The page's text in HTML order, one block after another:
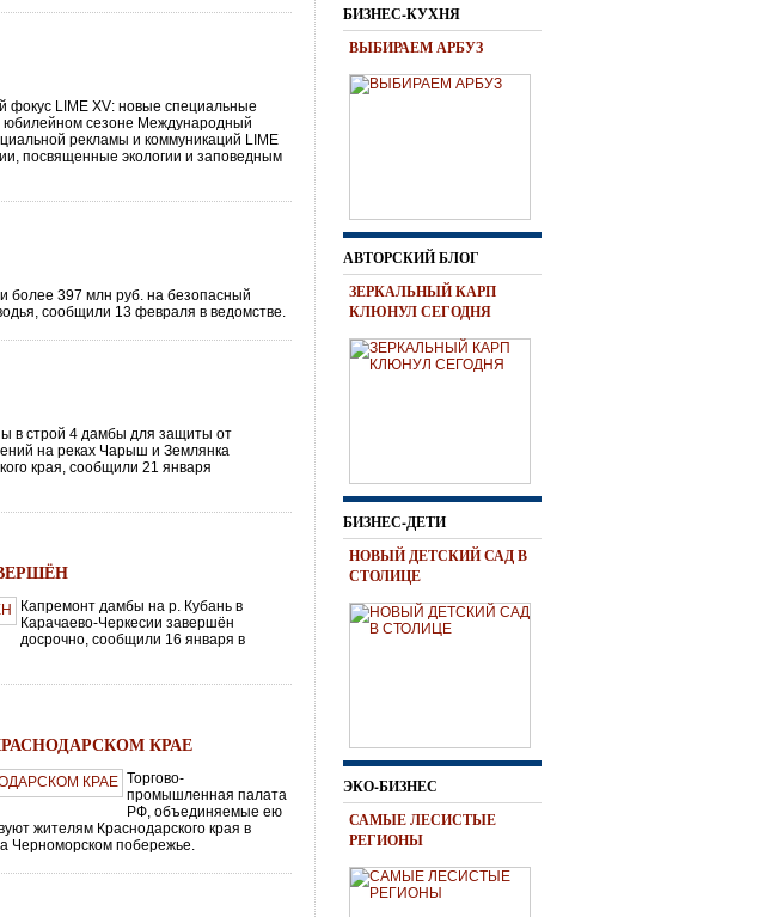
фокус LIME XV: новые специальные
юбилейном сезоне Международный
рекламы и коммуникаций LIME
посвященные экологии и заповедным
более 397 млн руб. на безопасный
сообщили 13 февраля в ведомстве.
в строй 4 дамбы для защиты от
на реках Чарыш и Землянка
края, сообщили 21 января
Капремонт дамбы на р. Кубань в
Карачаево-Черкесии завершён
досрочно, cообщили 16 января в
КРАЕ
Торгово-
промышленная палата
РФ, объединяемые ею
жителям Краснодарского края в
Черноморском побережье.
БИЗНЕС-КУХНЯ
ВЫБИРАЕМ АРБУЗ
АВТОРСКИЙ БЛОГ
ЗЕРКАЛЬНЫЙ КАРП
КЛЮНУЛ СЕГОДНЯ
БИЗНЕС-ДЕТИ
НОВЫЙ ДЕТСКИЙ САД В
СТОЛИЦЕ
ЭКО-БИЗНЕС
САМЫЕ ЛЕСИСТЫЕ
РЕГИОНЫ